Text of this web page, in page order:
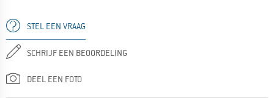
STEL EEN VRAAG
SCHRIJF EEN BEOORDELING
DEEL EEN FOTO